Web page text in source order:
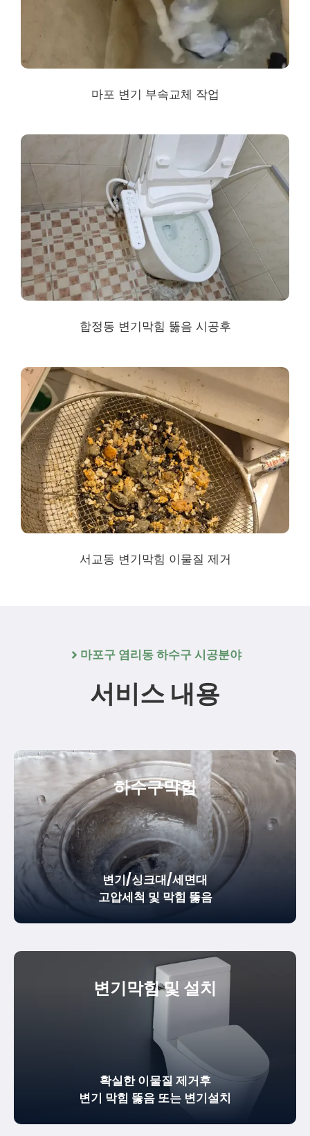
마포 변기 부속교체 작업
합정동 변기막힘 뚫음 시공후
서교동 변기막힘 이물질 제거
마포구 염리동 하수구 시공분야
서비스 내용
하수구막힘
변기/싱크대/세면대
고압세척 및 막힘 뚫음
변기막힘 및 설치
확실한이물질 제거후
변기 막힘 뚫음 또는 변기설치